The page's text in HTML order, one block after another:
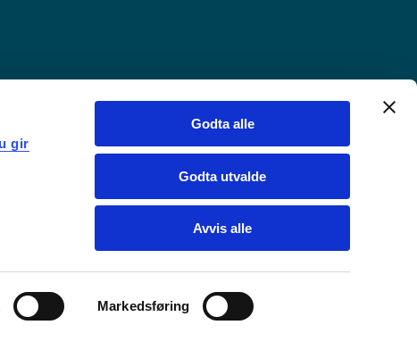
gir
Markedsføring
Godta alle
Godta utvalde
Avvis alle